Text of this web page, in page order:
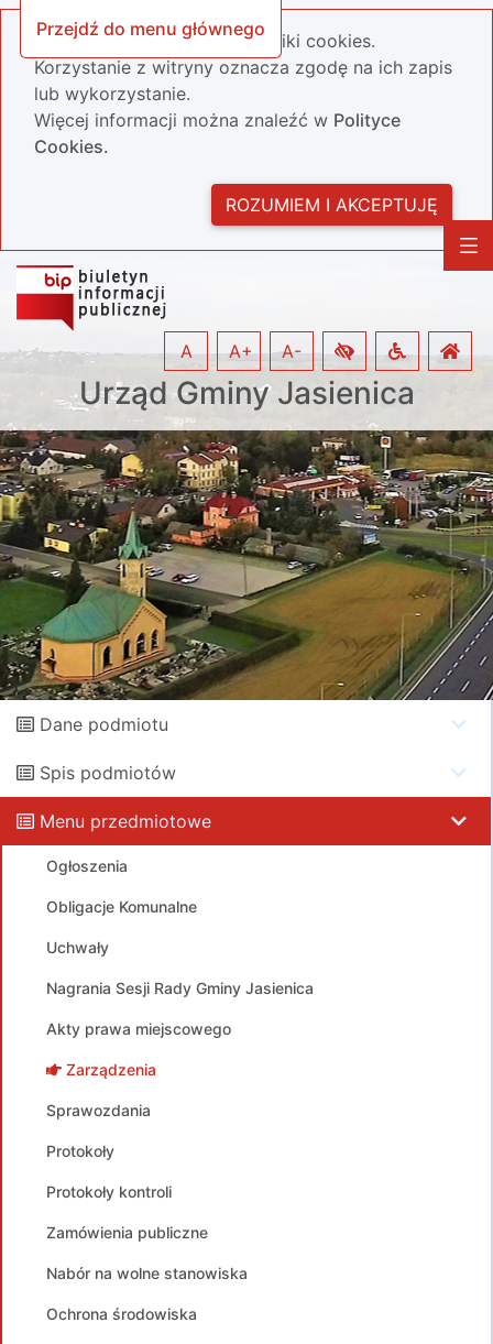
Przejdź do menu głównego
Nasza strona wykorzystuje pliki cookies.
Korzystanie z witryny oznacza zgodę na ich zapis
lub wykorzystanie.
Więcej informacji można znaleźć w Polityce
Cookies.
ROZUMIEM I AKCEPTUJĘ
Urząd Gminy Jasienica
A A+ A-
Dane podmiotu
Spis podmiotów
Menu przedmiotowe
Ogłoszenia
Obligacje Komunalne
Uchwały
Nagrania Sesji Rady Gminy Jasienica
Akty prawa miejscowego
Zarządzenia
Sprawozdania
Protokoły
Protokoły kontroli
Zamówienia publiczne
Nabór na wolne stanowiska
Ochrona środowiska